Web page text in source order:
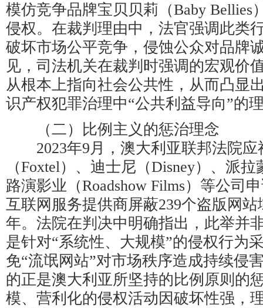
模仿竞争品牌宝贝贝莉（Baby Bellies
侵权。在裁判理由中，法官强调此类
破坏市场公平竞争，侵蚀公众对品牌
见，司法机关在裁判时强调的宏观价
从根本上指向社会公共性，从而凸显
识产权犯罪治理中“公共利益导向”的
（二）比例主义的惩治理念
2023年9月，澳大利亚联邦法院应
（Foxtel）、迪士尼（Disney）、派拉
路演影业（Roadshow Films）等公司
互联网服务提供商屏蔽239个盗版网
年。法院在判决中明确指出，此举并
是针对“系统性、大规模”的侵权行为
免“流氓网站”对市场秩序造成持续侵
的正是澳大利亚所坚持的比例原则的
模、营利化的侵权活动因破坏性强，